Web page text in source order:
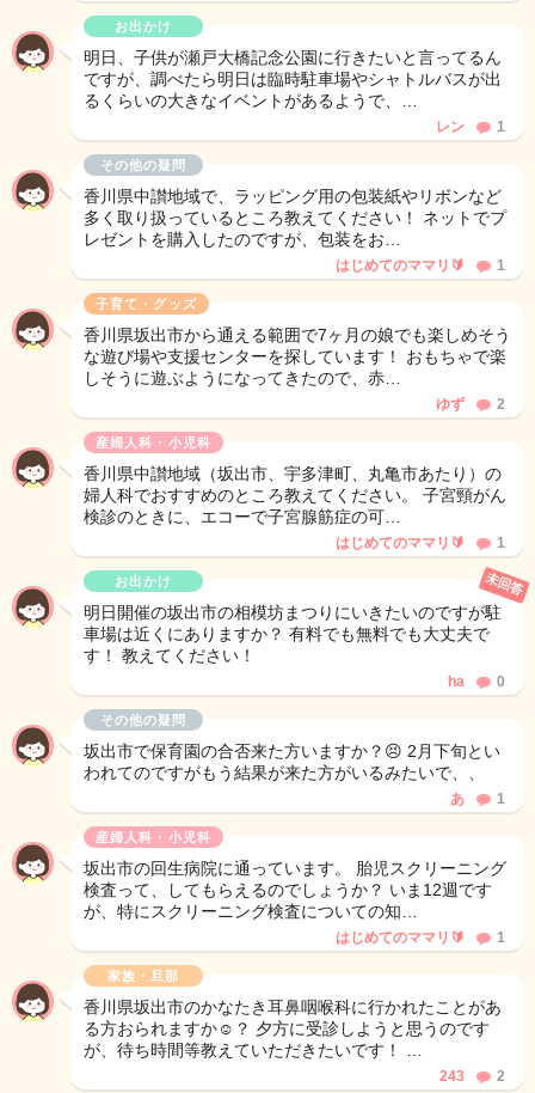
お出かけ
明日、子供が瀬戸大橋記念公園に行きたいと言ってるん
ですが、調べたら明日は臨時駐車場やシャトルバスが出
るくらいの大きなイベントがあるようで、…
レン 1
その他の疑問
香川県中讃地域で、ラッピング用の包装紙やリボンなど
多く取り扱っているところ教えてください！ ネットでプ
レゼントを購入したのですが、包装をお…
はじめてのママリ🔰 1
子育て・グッズ
香川県坂出市から通える範囲で7ヶ月の娘でも楽しめそう
な遊び場や支援センターを探しています！ おもちゃで楽
しそうに遊ぶようになってきたので、赤…
ゆず 2
産婦人科・小児科
香川県中讃地域（坂出市、宇多津町、丸亀市あたり）の
婦人科でおすすめのところ教えてください。 子宮頸がん
検診のときに、エコーで子宮腺筋症の可…
はじめてのママリ🔰 1
お出かけ
明日開催の坂出市の相模坊まつりにいきたいのですが駐
車場は近くにありますか？ 有料でも無料でも大丈夫で
す！ 教えてください！
未回答
ha 0
その他の疑問
坂出市で保育園の合否来た方いますか？😣 2月下旬とい
われてのですがもう結果が来た方がいるみたいで、、
あ 1
産婦人科・小児科
坂出市の回生病院に通っています。 胎児スクリーニング
検査って、してもらえるのでしょうか？ いま12週です
が、特にスクリーニング検査についての知…
はじめてのママリ🔰 1
家族・旦那
香川県坂出市のかなたき耳鼻咽喉科に行かれたことがあ
る方おられますか☺️？ 夕方に受診しようと思うのです
が、待ち時間等教えていただきたいです！ …
243 2